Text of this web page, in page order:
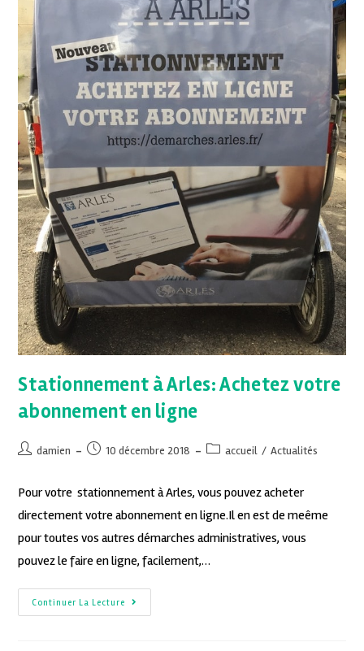
Stationnement à Arles: Achetez votre
abonnement en ligne
damien 10 décembre 2018 accueil / Actualités
Pour votre stationnement à Arles, vous pouvez acheter
directement votre abonnement en ligne.Il en est de meême
pour toutes vos autres démarches administratives, vous
pouvez le faire en ligne, facilement,…
Continuer La Lecture